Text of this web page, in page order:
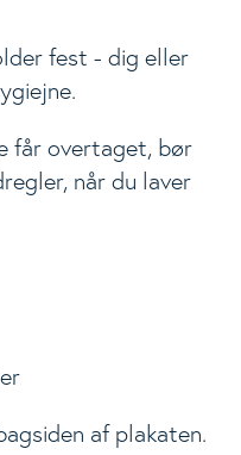
fest - dig eller
får overtaget, bør
når du laver
af plakaten.